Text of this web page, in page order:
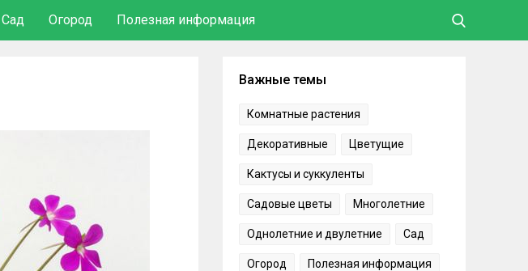
Сад Огород Полезная информация
Важные темы
Комнатные растения
Декоративные Цветущие
Кактусы и суккуленты
Садовые цветы Многолетние
Однолетние и двулетние Сад
Огород Полезная информация